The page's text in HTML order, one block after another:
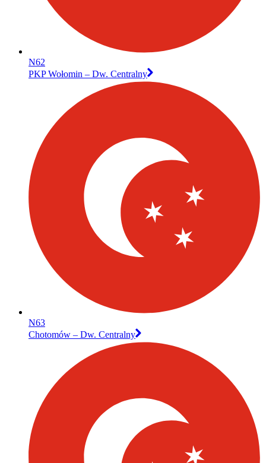
N62
PKP Wołomin – Dw. Centralny
N63
Chotomów – Dw. Centralny